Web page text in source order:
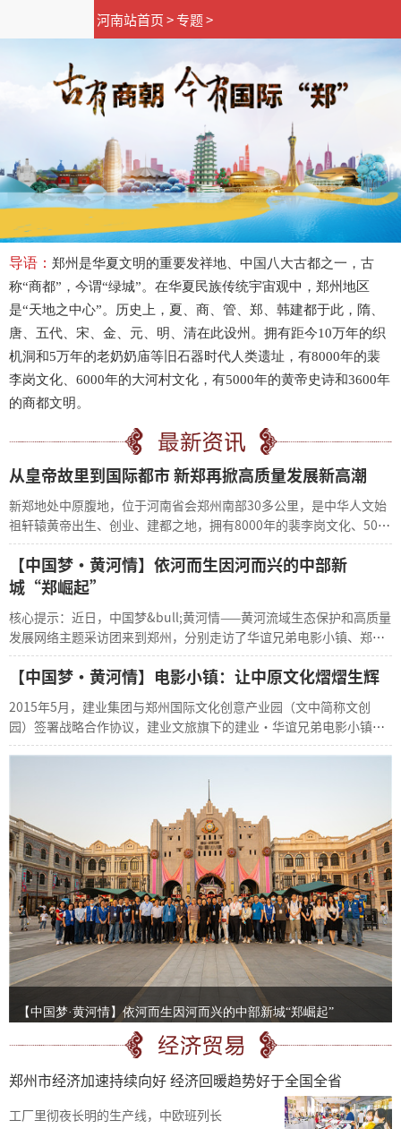
河南站首页>专题>
郑州是华夏文明的重要发祥地、中国八大古都之一，古
称“商都”，今谓“绿城”。在华夏民族传统宇宙观中，郑州地区
是“天地之中心”。历史上，夏、商、管、郑、韩建都于此，隋、
唐、五代、宋、金、元、明、清在此设州。拥有距今10万年的织
机洞和5万年的老奶奶庙等旧石器时代人类遗址，有8000年的裴
李岗文化、6000年的大河村文化，有5000年的黄帝史诗和3600年
的商都文明。
从皇帝故里到国际都市 新郑再掀高质量发展新高潮
新郑地处中原腹地，位于河南省会郑州南部30多公里，是中华人文始
祖轩辕黄帝出生、创业、建都之地，拥有8000年的裴李岗文化、5000
年的黄帝文化、2700年的郑韩文化以及神秘的具茨山岩画文化。
【中国梦·黄河情】依河而生因河而兴的中部新
城“郑崛起”
核心提示：近日，中国梦&bull;黄河情——黄河流域生态保护和高质量
发展网络主题采访团来到郑州，分别走访了华谊兄弟电影小镇、郑煤
机集团、
【中国梦•黄河情】电影小镇：让中原文化熠熠生辉
2015年5月，建业集团与郑州国际文化创意产业园（文中简称文创
园）签署战略合作协议，建业文旅旗下的建业•华谊兄弟电影小镇
（简称电影
【中国梦·黄河情】依河而生因河而兴的中部新城“郑崛起”
郑州市经济加速持续向好 经济回暖趋势好于全国全省
工厂里彻夜长明的生产线，中欧班列长